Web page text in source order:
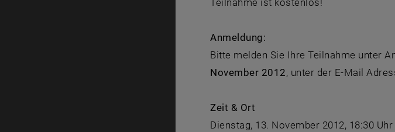
Teilnahme ist kostenlos!
Anmeldung:
Bitte melden Sie Ihre Teilnahme unter
November 2012, unter der E-Mail
Zeit & Ort
Dienstag, 13. November 2012, 18:30 Uhr